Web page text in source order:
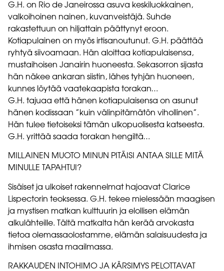
G.H. on Rio de Janeirossa asuva keskiluokkainen,
valkoihoinen nainen, kuvanveistäjä. Suhde
rakastettuun on hiljattain päättynyt eroon.
Kotiapulainen on myös irtisanoutunut. G.H. päättää
ryhtyä siivoamaan. Hän aloittaa kotiapulaisensa,
mustaihoisen Janairin huoneesta. Sekasorron sijasta
hän näkee ankaran siistin, lähes tyhjän huoneen,
kunnes löytää vaatekaapista torakan…
G.H. tajuaa että hänen kotiapulaisensa on asunut
hänen kodissaan ”kuin välinpitämätön vihollinen”.
Hän tulee tietoiseksi tämän ulkopuolisesta katseesta.
G.H. yrittää saada torakan hengiltä…
MILLAINEN MUOTO MINUN PITÄISI ANTAA SILLE MITÄ
MINULLE TAPAHTUI?
Sisäiset ja ulkoiset rakennelmat hajoavat Clarice
Lispectorin teoksessa. G.H. tekee mielessään maagisen
ja mystisen matkan kulttuurin ja elollisen elämän
alkulähteille. Tältä matkalta hän kerää arvokasta
tietoa olemassaolostamme, elämän salaisuudesta ja
ihmisen osasta maailmassa.
RAKKAUDEN INTOHIMO JA KÄRSIMYS PELOTTAVAT